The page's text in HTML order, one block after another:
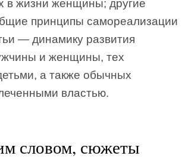
в жизни женщины; другие
принципы самореализации
— динамику развития
и женщины, тех
а также обычных
властью.
словом, сюжеты